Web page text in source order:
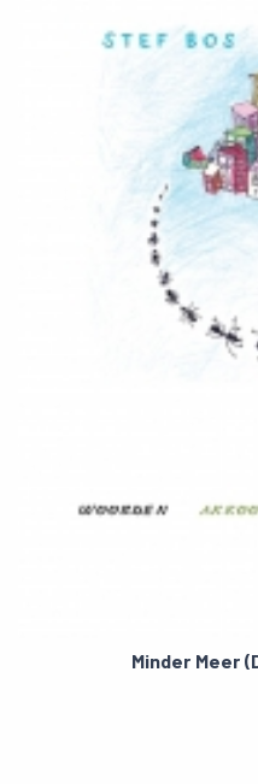
Minder Meer